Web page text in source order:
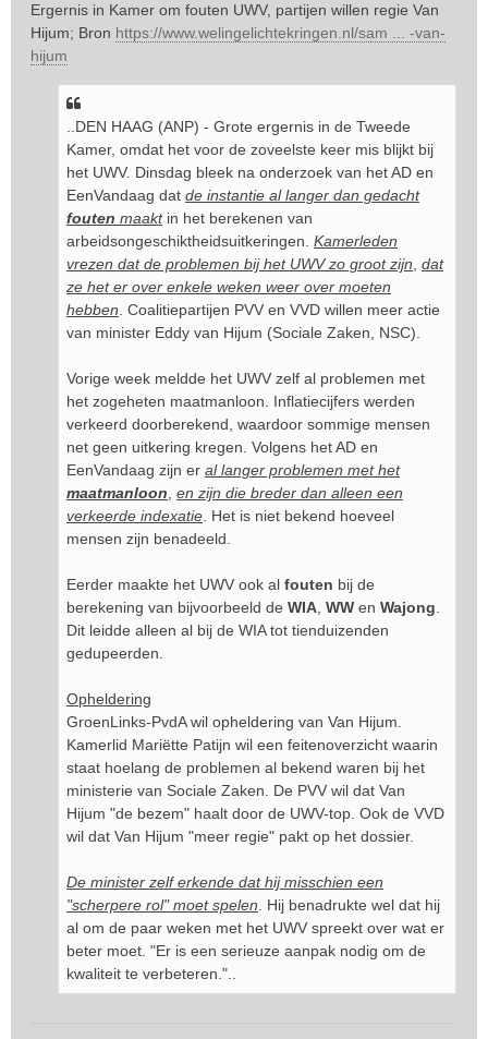
Ergernis in Kamer om fouten UWV, partijen willen regie Van
Hijum; Bron https://www.welingelichtekringen.nl/sam ... -van-
hijum
..DEN HAAG (ANP) - Grote ergernis in de Tweede
Kamer, omdat het voor de zoveelste keer mis blijkt bij
het UWV. Dinsdag bleek na onderzoek van het AD en
EenVandaag dat de instantie al langer dan gedacht
fouten maaktin het berekenen van
arbeidsongeschiktheidsuitkeringen. Kamerleden
vrezen dat de problemen bij het UWV zo groot zijn dat
ze het er over enkele weken weer over moeten
hebben . Coalitiepartijen PVV en VVD willen meer actie
van minister Eddy van Hijum (Sociale Zaken, NSC).
Vorige week meldde het UWV zelf al problemen met
het zogeheten maatmanloon. Inflatiecijfers werden
verkeerd doorberekend, waardoor sommige mensen
net geen uitkering kregen. Volgens het AD en
EenVandaag zijn er al langer problemen met het
maatmanloon en zijn die breder dan alleen een
verkeerde indexatie . Het is niet bekend hoeveel
mensen zijn benadeeld.
Eerder maakte het UWV ook al fouten bij de
berekening van bijvoorbeeld de WIA WW en Wajong
Dit leidde alleen al bij de WIA tot tienduizenden
gedupeerden.
Opheldering
GroenLinks-PvdA wil opheldering van Van Hijum.
Kamerlid Mariëtte Patijn wil een feitenoverzicht waarin
staat hoelang de problemen al bekend waren bij het
ministerie van Sociale Zaken. De PVV wil dat Van
Hijum "de bezem" haalt door de UWV-top. Ook de VVD
wil dat Van Hijum "meer regie" pakt op het dossier.
De minister zelf erkende dat hij misschien een
"scherpere rol" moet spelen . Hij benadrukte wel dat hij
al om de paar weken met het UWV spreekt over wat er
beter moet. "Er is een serieuze aanpak nodig om de
kwaliteit te verbeteren."..